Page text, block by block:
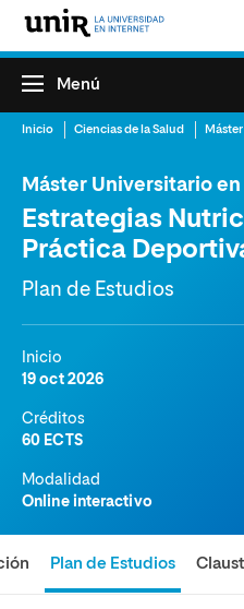
Menú
Inicio Ciencias de la Salud
Máster Universitario en
Estrategias
Práctica
Plan de Estudios
Inicio
19 oct 2026
Créditos
60 ECTS
Modalidad
Online interactivo
Plan de Estudios